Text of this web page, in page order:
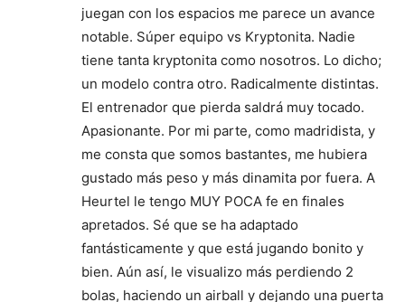
juegan con los espacios me parece un avance
notable. Súper equipo vs Kryptonita. Nadie
tiene tanta kryptonita como nosotros. Lo dicho;
un modelo contra otro. Radicalmente distintas.
El entrenador que pierda saldrá muy tocado.
Apasionante. Por mi parte, como madridista, y
me consta que somos bastantes, me hubiera
gustado más peso y más dinamita por fuera. A
Heurtel le tengo MUY POCA fe en finales
apretados. Sé que se ha adaptado
fantásticamente y que está jugando bonito y
bien. Aún así, le visualizo más perdiendo 2
bolas, haciendo un airball y dejando una puerta